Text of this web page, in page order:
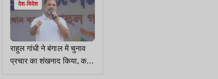
देश-विदेश
राहुल गांधी ने बंगाल में चुनाव
प्रचार का शंखनाद किया, कहा,
भाजपा, टीएमसी दोनों भ्रष्ट,